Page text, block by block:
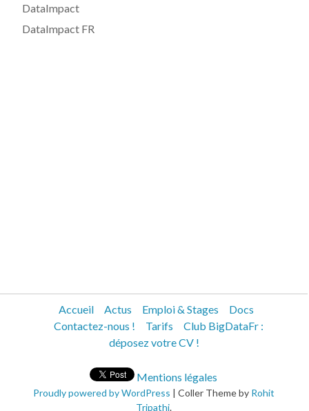
DataImpact
DataImpact FR
Accueil Actus Emploi & Stages
Docs
Contactez-nous !
Tarifs
Club BigDataFr :
déposez votre CV !
Mentions légales
Proudly powered by WordPress | Coller Theme by Rohit
Tripathi.